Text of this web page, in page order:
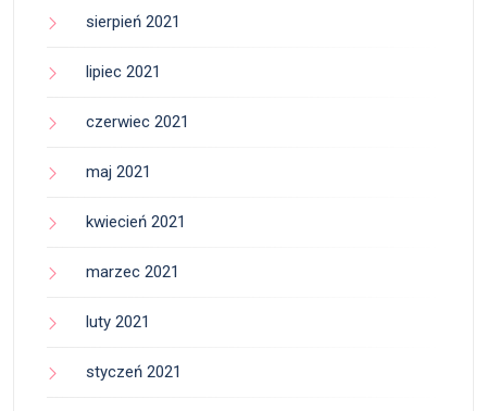
sierpień 2021
lipiec 2021
czerwiec 2021
maj 2021
kwiecień 2021
marzec 2021
luty 2021
styczeń 2021